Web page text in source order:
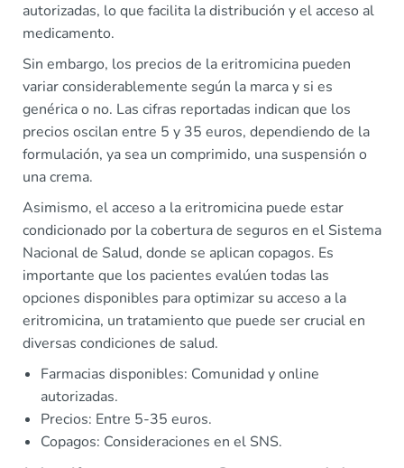
autorizadas, lo que facilita la distribución y el acceso al
medicamento.
Sin embargo, los precios de la eritromicina pueden
variar considerablemente según la marca y si es
genérica o no. Las cifras reportadas indican que los
precios oscilan entre 5 y 35 euros, dependiendo de la
formulación, ya sea un comprimido, una suspensión o
una crema.
Asimismo, el acceso a la eritromicina puede estar
condicionado por la cobertura de seguros en el Sistema
Nacional de Salud, donde se aplican copagos. Es
importante que los pacientes evalúen todas las
opciones disponibles para optimizar su acceso a la
eritromicina, un tratamiento que puede ser crucial en
diversas condiciones de salud.
Farmacias disponibles: Comunidad y online
autorizadas.
Precios: Entre 5-35 euros.
Copagos: Consideraciones en el SNS.